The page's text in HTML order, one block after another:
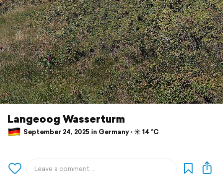
Langeoog Wasserturm
September 24, 2025 in Germany ⋅ ☀️ 14 °C